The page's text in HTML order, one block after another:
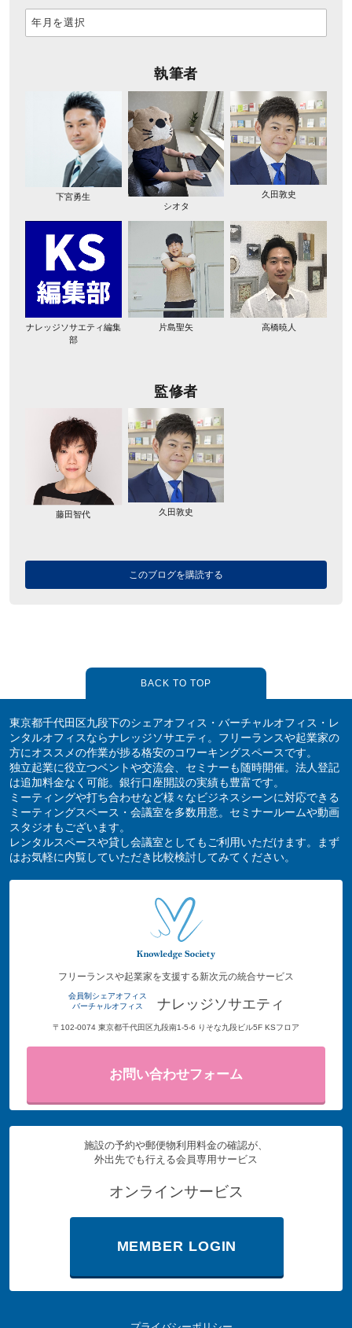
執筆者
下宮勇生
シオタ
久田敦史
ナレッジソサエティ編集
部
片島聖矢 高橋暁人
監修者
藤田智代 久田敦史
このブログを購読する
BACK TO TOP
東京都千代田区九段下のシェアオフィス・バーチャルオフィス・レ
ンタルオフィスならナレッジソサエティ。フリーランスや起業家の
方にオススメの作業が捗る格安のコワーキングスペースです。
独立起業に役立つベントや交流会、セミナーも随時開催。法人登記
は追加料金なく可能。銀行口座開設の実績も豊富です。
ミーティングや打ち合わせなど様々なビジネスシーンに対応できる
ミーティングスペース・会議室を多数用意。セミナールームや動画
スタジオもございます。
レンタルスペースや貸し会議室としてもご利用いただけます。まず
はお気軽に内覧していただき比較検討してみてください。
フリーランスや起業家を支援する新次元の統合サービス
会員制シェアオフィス
バーチャルオフィス
ナレッジソサエティ
〒102-0074 東京都千代田区九段南1-5-6 りそな九段ビル5F KSフロア
お問い合わせフォーム
施設の予約や郵便物利用料金の確認が、
外出先でも行える会員専用サービス
オンラインサービス
MEMBER LOGIN